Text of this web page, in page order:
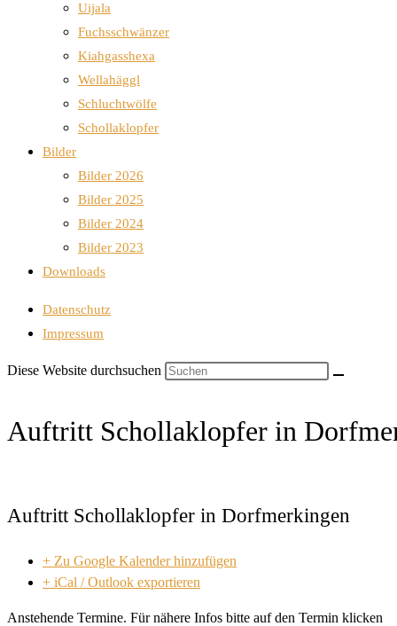
Uijala
Fuchsschwänzer
Kiahgasshexa
Wellahäggl
Schluchtwölfe
Schollaklopfer
Bilder
Bilder 2026
Bilder 2025
Bilder 2024
Bilder 2023
Downloads
Datenschutz
Impressum
Diese Website durchsuchen
Auftritt Schollaklopfer in
Auftritt Schollaklopfer in Dorfmerkingen
+ Zu Google Kalender hinzufügen
+ iCal / Outlook exportieren
Anstehende Termine. Für nähere Infos bitte auf den Termin klicken